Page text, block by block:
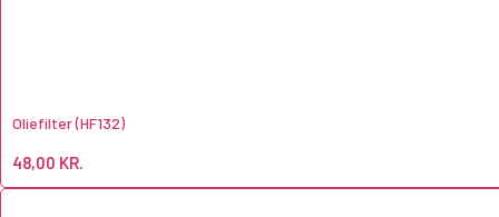
Oliefilter (HF132)
48,00 KR.